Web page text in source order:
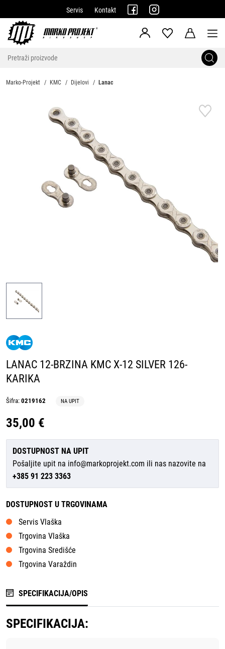
Servis Kontakt
Marko-Projekt KMC Dijelovi Lanac
LANAC 12-BRZINA KMC X-12 SILVER 126-
KARIKA
Šifra: 0219162 NA UPIT
35,00 €
DOSTUPNOST NA UPIT
Pošaljite upit na info@markoprojekt.com ili nas nazovite na
+385 91 223 3363
DOSTUPNOST U TRGOVINAMA
Servis Vlaška
Trgovina Vlaška
Trgovina Središće
Trgovina Varaždin
SPECIFIKACIJA/OPIS
SPECIFIKACIJA: